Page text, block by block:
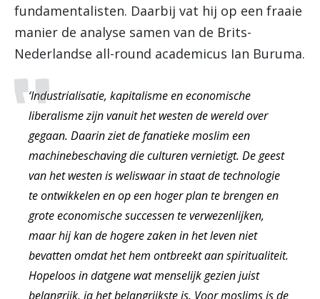
fundamentalisten. Daarbij vat hij op een fraaie
manier de analyse samen van de Brits-
Nederlandse all-round academicus Ian Buruma.
‘Industrialisatie, kapitalisme en economische
liberalisme zijn vanuit het westen de wereld over
gegaan. Daarin ziet de fanatieke moslim een
machinebeschaving die culturen vernietigt. De geest
van het westen is weliswaar in staat de technologie
te ontwikkelen en op een hoger plan te brengen en
grote economische successen te verwezenlijken,
maar hij kan de hogere zaken in het leven niet
bevatten omdat het hem ontbreekt aan spiritualiteit.
Hopeloos in datgene wat menselijk gezien juist
belangrijk, ja het belangrijkste is. Voor moslims is de